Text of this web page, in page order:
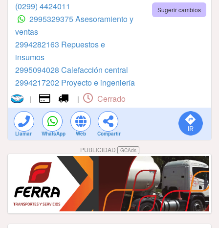
(0299) 4424011
2995329375 Asesoramiento y
ventas
2994282163⁣⁣⁣⁣⁣⁣⁣⁣⁣⁣⁣⁣⁣⁣⁣ ⁣⁣⁣⁣⁣⁣⁣⁣⁣⁣⁣⁣⁣⁣⁣Repuestos e
insumos
2995094028⁣⁣⁣⁣⁣⁣⁣⁣⁣⁣⁣⁣⁣⁣⁣ Calefacción central
2994217202⁣⁣⁣⁣⁣⁣⁣⁣⁣⁣⁣⁣⁣ Proyecto e ingeniería
Sugerir cambios
| | Cerrado
Llamar WhatsApp Web Compartir
PUBLICIDAD GCAds